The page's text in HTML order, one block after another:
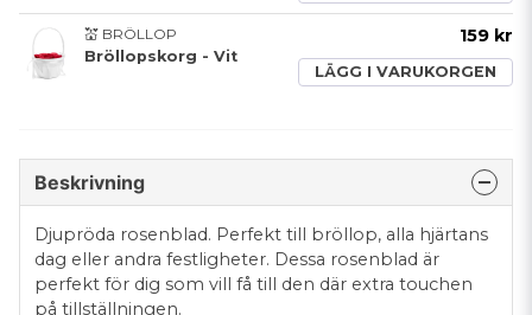
💒 BRÖLLOP
Bröllopskorg - Vit
159 kr
LÄGG I VARUKORGEN
Beskrivning
Djupröda rosenblad. Perfekt till bröllop, alla hjärtans
dag eller andra festligheter. Dessa rosenblad är
perfekt för dig som vill få till den där extra touchen
på tillställningen.